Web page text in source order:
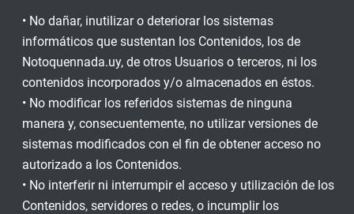
• No dañar, inutilizar o deteriorar los sistemas
informáticos que sustentan los Contenidos, los de
Notoquennada.uy, de otros Usuarios o terceros, ni los
contenidos incorporados y/o almacenados en éstos.
• No modificar los referidos sistemas de ninguna
manera y, consecuentemente, no utilizar versiones de
sistemas modificados con el fin de obtener acceso no
autorizado a los Contenidos.
• No interferir ni interrumpir el acceso y utilización de los
Contenidos, servidores o redes, o incumplir los